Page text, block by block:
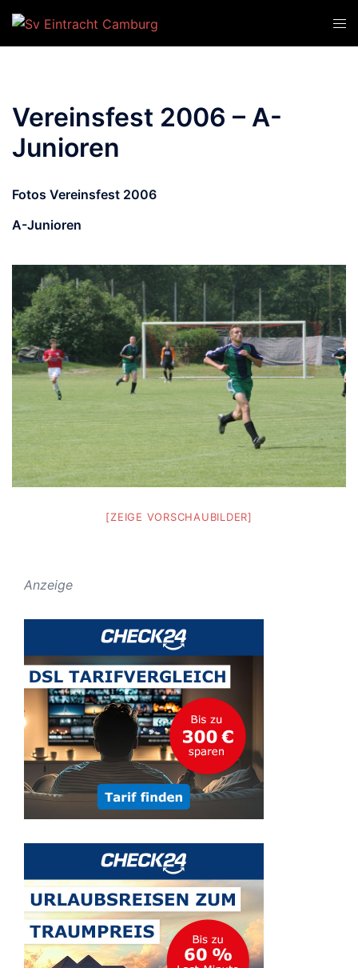
Zum
Inhalt
springen
Vereinsfest 2006 – A-
Junioren
Fotos Vereinsfest 2006
A-Junioren
[ZEIGE VORSCHAUBILDER]
Anzeige